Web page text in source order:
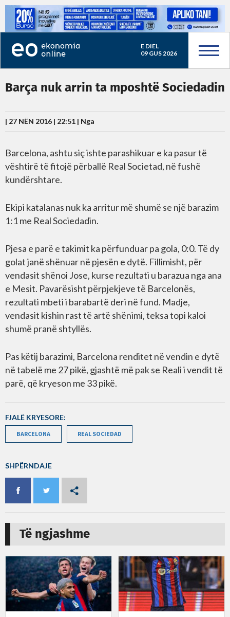
E DIEL
09 GUS 2026
Barça nuk arrin ta mposhtë Sociedadin
| 27 NËN 2016 | 22:51 | Nga
Barcelona, ashtu siç ishte parashikuar e ka pasur të
vështirë të fitojë përballë Real Societad, në fushë
kundërshtare.
Ekipi katalanas nuk ka arritur më shumë se një barazim
1:1 me Real Sociedadin.
Pjesa e parë e takimit ka përfunduar pa gola, 0:0. Të dy
golat janë shënuar në pjesën e dytë. Fillimisht, për
vendasit shënoi Jose, kurse rezultati u barazua nga ana
e Mesit. Pavarësisht përpjekjeve të Barcelonës,
rezultati mbeti i barabartë deri në fund. Madje,
vendasit kishin rast të artë shënimi, teksa topi kaloi
shumë pranë shtyllës.
Pas këtij barazimi, Barcelona renditet në vendin e dytë
në tabelë me 27 pikë, gjashtë më pak se Reali i vendit të
parë, që kryeson me 33 pikë.
FJALË KRYESORE:
BARCELONA REAL SOCIEDAD
SHPËRNDAJE
Të ngjashme